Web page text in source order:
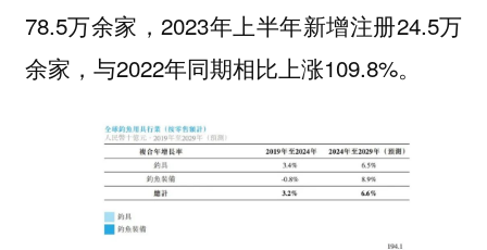
78.5万余家，2023年上半年新增注册24.5万
余家，与2022年同期相比上涨109.8%。